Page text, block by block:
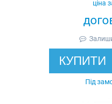
ціна
КУПИТИ
Під